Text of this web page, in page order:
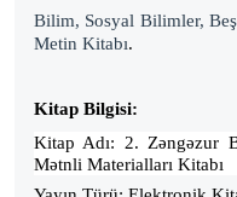
Bilim, Sosyal Bilimler,
Metin Kitabı.
Kitap Bilgisi:
Kitap Adı: 2. Zəngəzur
Mətnli Materialları Kitabı